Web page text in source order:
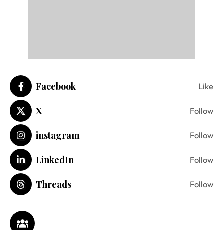
Facebook Like
X Follow
instagram Follow
LinkedIn Follow
Threads Follow